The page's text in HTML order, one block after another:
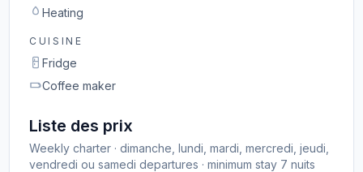
Heating
CUISINE
Fridge
Coffee maker
Liste des prix
Weekly charter · dimanche, lundi, mardi, mercredi, jeudi,
vendredi ou samedi departures · minimum stay 7 nuits